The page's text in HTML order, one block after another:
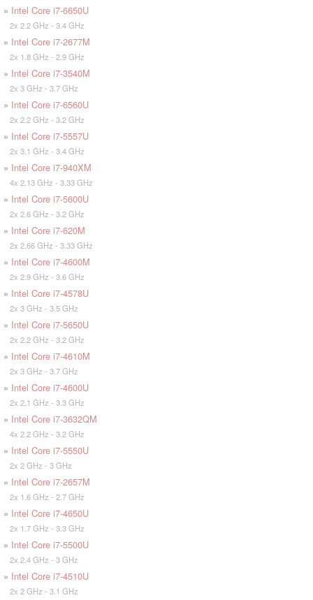
» Intel Core i7-6650U
2x 2.2 GHz - 3.4 GHz
» Intel Core i7-2677M
2x 1.8 GHz - 2.9 GHz
» Intel Core i7-3540M
2x 3 GHz - 3.7 GHz
» Intel Core i7-6560U
2x 2.2 GHz - 3.2 GHz
» Intel Core i7-5557U
2x 3.1 GHz - 3.4 GHz
» Intel Core i7-940XM
4x 2.13 GHz - 3.33 GHz
» Intel Core i7-5600U
2x 2.6 GHz - 3.2 GHz
» Intel Core i7-620M
2x 2.66 GHz - 3.33 GHz
» Intel Core i7-4600M
2x 2.9 GHz - 3.6 GHz
» Intel Core i7-4578U
2x 3 GHz - 3.5 GHz
» Intel Core i7-5650U
2x 2.2 GHz - 3.2 GHz
» Intel Core i7-4610M
2x 3 GHz - 3.7 GHz
» Intel Core i7-4600U
2x 2.1 GHz - 3.3 GHz
» Intel Core i7-3632QM
4x 2.2 GHz - 3.2 GHz
» Intel Core i7-5550U
2x 2 GHz - 3 GHz
» Intel Core i7-2657M
2x 1.6 GHz - 2.7 GHz
» Intel Core i7-4650U
2x 1.7 GHz - 3.3 GHz
» Intel Core i7-5500U
2x 2.4 GHz - 3 GHz
» Intel Core i7-4510U
2x 2 GHz - 3.1 GHz